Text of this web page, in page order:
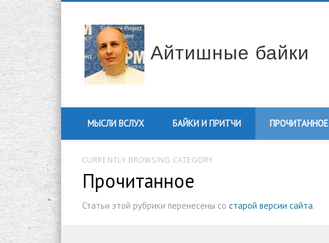
Айтишные байки
FacebookTwitterVimeo LinkedIn
МЫСЛИ ВСЛУХ БАЙКИ И ПРИТЧИ ПРОЧИТАННОЕ
CURRENTLY BROWSING CATEGORY
Прочитанное
Статьи этой рубрики перенесены состарой версии сайта.